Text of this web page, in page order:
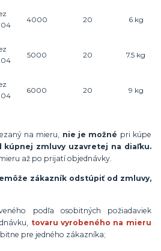
4000 20 6 kg
5000 20 7.5 kg
6000 20 9 kg
na mieru, nie je možné pri kúpe
kúpnej zmluvy uzavretej na diaľku.
až po prijatí objednávky.
zákazník odstúpiť od zmluvy,
podľa osobitných požiadaviek
tovaru vyrobeného na mieru
pre jedného zákazníka;